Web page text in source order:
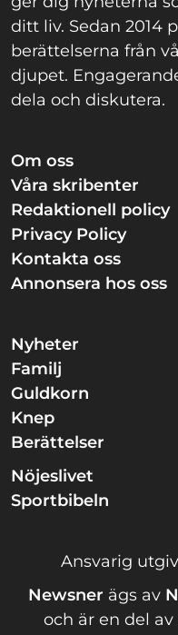
ditt liv. Sedan 2014
berättelserna från
djupet.
dela och diskutera.
Om oss
Våra skribenter
Redaktionell policy
Privacy Policy
Kontakta oss
Annonsera hos oss
Nyheter
Familj
Guldkorn
Knep
Berättelser
Nöjeslivet
Sportbibeln
Ansvarig
Newsner ägs av
och är en del av